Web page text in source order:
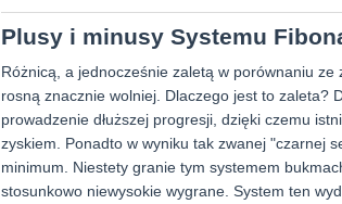
Plusy i minusy Systemu
Różnicą, a jednocześnie zaletą w porównaniu
rosną znacznie wolniej. Dlaczego jest to zaleta?
prowadzenie dłuższej progresji, dzięki czemu
zyskiem. Ponadto w wyniku tak zwanej "czarnej
minimum. Niestety granie tym systemem
stosunkowo niewysokie wygrane. System ten